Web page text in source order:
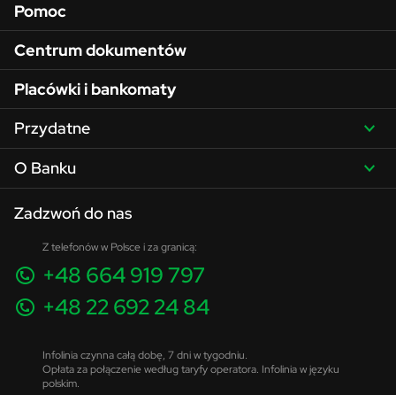
Pomoc
Centrum dokumentów
Placówki i bankomaty
Przydatne
O Banku
Zadzwoń do nas
Z telefonów w Polsce i za granicą:
+48 664 919 797
+48 22 692 24 84
Infolinia czynna całą dobę, 7 dni w tygodniu.
Opłata za połączenie według taryfy operatora. Infolinia w języku
polskim.